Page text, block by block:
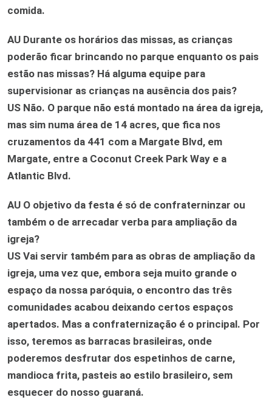
comida.
AU Durante os horários das missas, as crianças
poderão ficar brincando no parque enquanto os pais
estão nas missas? Há alguma equipe para
supervisionar as crianças na ausência dos pais?
US Não. O parque não está montado na área da igreja,
mas sim numa área de 14 acres, que fica nos
cruzamentos da 441 com a Margate Blvd, em
Margate, entre a Coconut Creek Park Way e a
Atlantic Blvd.
AU O objetivo da festa é só de confraterninzar ou
também o de arrecadar verba para ampliação da
igreja?
US Vai servir também para as obras de ampliação da
igreja, uma vez que, embora seja muito grande o
espaço da nossa paróquia, o encontro das três
comunidades acabou deixando certos espaços
apertados. Mas a confraternização é o principal. Por
isso, teremos as barracas brasileiras, onde
poderemos desfrutar dos espetinhos de carne,
mandioca frita, pasteis ao estilo brasileiro, sem
esquecer do nosso guaraná.